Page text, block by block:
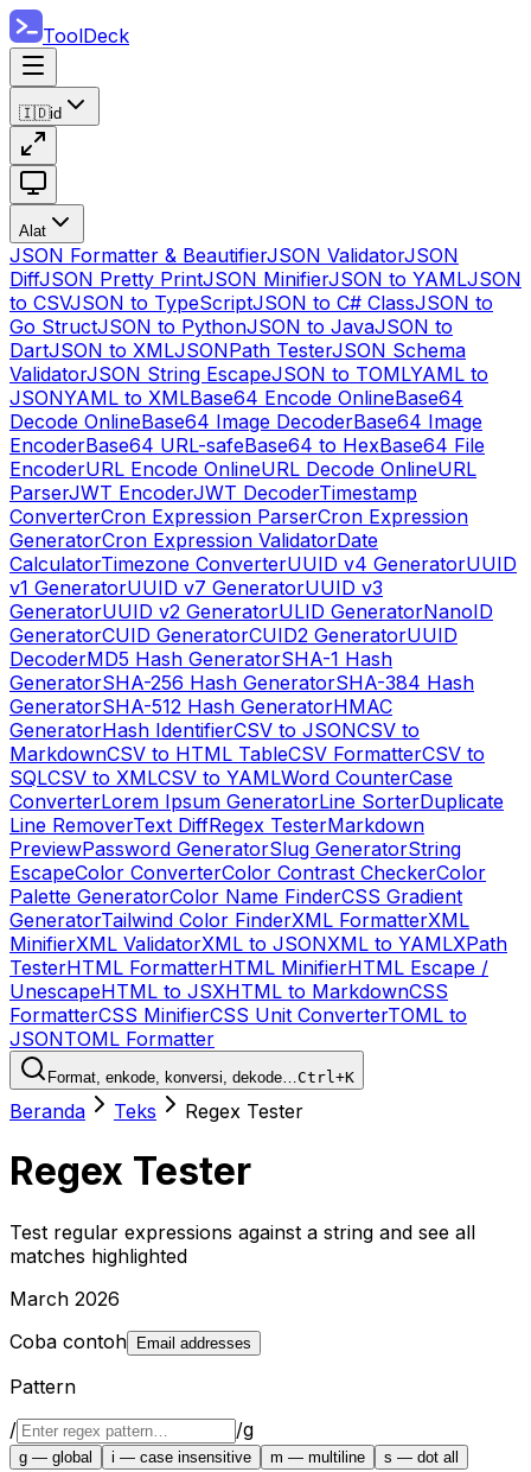
ToolDeck
🇮🇩id
Alat
JSON Formatter & BeautifierJSON ValidatorJSON
DiffJSON Pretty PrintJSON MinifierJSON to YAMLJSON
to CSVJSON to TypeScriptJSON to C# ClassJSON to
Go StructJSON to PythonJSON to JavaJSON to
DartJSON to XMLJSONPath TesterJSON Schema
ValidatorJSON String EscapeJSON to TOMLYAML to
JSONYAML to XMLBase64 Encode OnlineBase64
Decode OnlineBase64 Image DecoderBase64 Image
EncoderBase64 URL-safeBase64 to HexBase64 File
EncoderURL Encode OnlineURL Decode OnlineURL
ParserJWT EncoderJWT DecoderTimestamp
ConverterCron Expression ParserCron Expression
GeneratorCron Expression ValidatorDate
CalculatorTimezone ConverterUUID v4 GeneratorUUID
v1 GeneratorUUID v7 GeneratorUUID v3
GeneratorUUID v2 GeneratorULID GeneratorNanoID
GeneratorCUID GeneratorCUID2 GeneratorUUID
DecoderMD5 Hash GeneratorSHA-1 Hash
GeneratorSHA-256 Hash GeneratorSHA-384 Hash
GeneratorSHA-512 Hash GeneratorHMAC
GeneratorHash IdentifierCSV to JSONCSV to
MarkdownCSV to HTML TableCSV FormatterCSV to
SQLCSV to XMLCSV to YAMLWord CounterCase
ConverterLorem Ipsum GeneratorLine SorterDuplicate
Line RemoverText DiffRegex TesterMarkdown
PreviewPassword GeneratorSlug GeneratorString
EscapeColor ConverterColor Contrast CheckerColor
Palette GeneratorColor Name FinderCSS Gradient
GeneratorTailwind Color FinderXML FormatterXML
MinifierXML ValidatorXML to JSONXML to YAMLXPath
TesterHTML FormatterHTML MinifierHTML Escape /
UnescapeHTML to JSXHTML to MarkdownCSS
FormatterCSS MinifierCSS Unit ConverterTOML to
JSONTOML Formatter
Format, enkode, konversi, dekode…Ctrl+K
Beranda Teks Regex Tester
Regex Tester
Test regular expressions against a string and see all
matches highlighted
March 2026
Coba contoh
Email addresses
Pattern
/
/g
g — global i — case insensitive m — multiline s — dot all